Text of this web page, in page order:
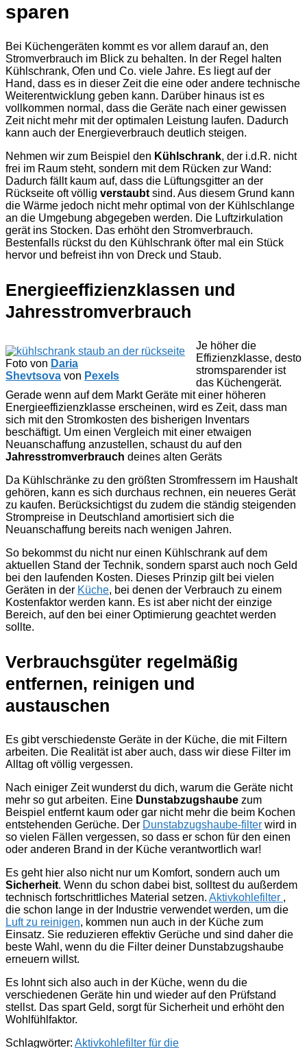
sparen
Bei Küchengeräten kommt es vor allem darauf an, den
Stromverbrauch im Blick zu behalten. In der Regel halten
Kühlschrank, Ofen und Co. viele Jahre. Es liegt auf der
Hand, dass es in dieser Zeit die eine oder andere technische
Weiterentwicklung geben kann. Darüber hinaus ist es
vollkommen normal, dass die Geräte nach einer gewissen
Zeit nicht mehr mit der optimalen Leistung laufen. Dadurch
kann auch der Energieverbrauch deutlich steigen.
Nehmen wir zum Beispiel den Kühlschrank, der i.d.R. nicht
frei im Raum steht, sondern mit dem Rücken zur Wand:
Dadurch fällt kaum auf, dass die Lüftungsgitter an der
Rückseite oft völlig verstaubt sind. Aus diesem Grund kann
die Wärme jedoch nicht mehr optimal von der Kühlschlange
an die Umgebung abgegeben werden. Die Luftzirkulation
gerät ins Stocken. Das erhöht den Stromverbrauch.
Bestenfalls rückst du den Kühlschrank öfter mal ein Stück
hervor und befreist ihn von Dreck und Staub.
Energieeffizienzklassen und
Jahresstromverbrauch
Foto von Daria
Shevtsova von Pexels
Je höher die
Effizienzklasse, desto
stromsparender ist
das Küchengerät.
Gerade wenn auf dem Markt Geräte mit einer höheren
Energieeffizienzklasse erscheinen, wird es Zeit, dass man
sich mit den Stromkosten des bisherigen Inventars
beschäftigt. Um einen Vergleich mit einer etwaigen
Neuanschaffung anzustellen, schaust du auf den
Jahresstromverbrauch deines alten Geräts
Da Kühlschränke zu den größten Stromfressern im Haushalt
gehören, kann es sich durchaus rechnen, ein neueres Gerät
zu kaufen. Berücksichtigst du zudem die ständig steigenden
Strompreise in Deutschland amortisiert sich die
Neuanschaffung bereits nach wenigen Jahren.
So bekommst du nicht nur einen Kühlschrank auf dem
aktuellen Stand der Technik, sondern sparst auch noch Geld
bei den laufenden Kosten. Dieses Prinzip gilt bei vielen
Geräten in der Küche, bei denen der Verbrauch zu einem
Kostenfaktor werden kann. Es ist aber nicht der einzige
Bereich, auf den bei einer Optimierung geachtet werden
sollte.
Verbrauchsgüter regelmäßig
entfernen, reinigen und
austauschen
Es gibt verschiedenste Geräte in der Küche, die mit Filtern
arbeiten. Die Realität ist aber auch, dass wir diese Filter im
Alltag oft völlig vergessen.
Nach einiger Zeit wunderst du dich, warum die Geräte nicht
mehr so gut arbeiten. Eine Dunstabzugshaube zum
Beispiel entfernt kaum oder gar nicht mehr die beim Kochen
entstehenden Gerüche. Der Dunstabzugshaube-filter wird in
so vielen Fällen vergessen, so dass er schon für den einen
oder anderen Brand in der Küche verantwortlich war!
Es geht hier also nicht nur um Komfort, sondern auch um
Sicherheit. Wenn du schon dabei bist, solltest du außerdem
technisch fortschrittliches Material setzen. Aktivkohlefilter ,
die schon lange in der Industrie verwendet werden, um die
Luft zu reinigen, kommen nun auch in der Küche zum
Einsatz. Sie reduzieren effektiv Gerüche und sind daher die
beste Wahl, wenn du die Filter deiner Dunstabzugshaube
erneuern willst.
Es lohnt sich also auch in der Küche, wenn du die
verschiedenen Geräte hin und wieder auf den Prüfstand
stellst. Das spart Geld, sorgt für Sicherheit und erhöht den
Wohlfühlfaktor.
Schlagwörter: Aktivkohlefilter für die